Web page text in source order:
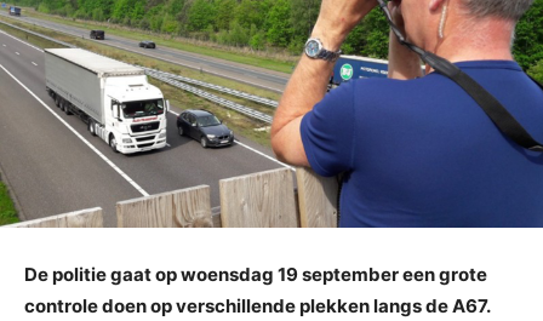
De politie gaat op woensdag 19 september een grote
controle doen op verschillende plekken langs de A67.